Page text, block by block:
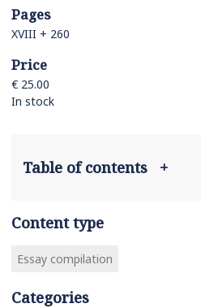
Pages
XVIII + 260
Price
€ 25.00
In stock
Table of contents +
Content type
Essay compilation
Categories